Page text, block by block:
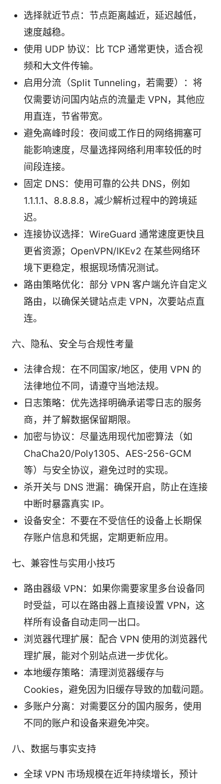
选择就近节点：节点距离越近，延迟越低，
速度越稳。
使用 UDP 协议：比 TCP 通常更快，适合视
频和大文件传输。
启用分流（Split Tunneling，若需要）：将
仅需要访问国内站点的流量走 VPN，其他应
用直连，节省带宽。
避免高峰时段：夜间或工作日的网络拥塞可
能影响速度，尽量选择网络利用率较低的时
间段连接。
固定 DNS：使用可靠的公共 DNS，例如
1.1.1.1、8.8.8.8，减少解析过程中的跨境延
迟。
连接协议选择：WireGuard 通常速度更快且
更省资源；OpenVPN/IKEv2 在某些网络环
境下更稳定，根据现场情况测试。
路由策略优化：部分 VPN 客户端允许自定义
路由，以确保关键站点走 VPN，次要站点直
连。
六、隐私、安全与合规性考量
法律合规：在不同国家/地区，使用 VPN 的
法律地位不同，请遵守当地法规。
日志策略：优先选择明确承诺零日志的服务
商，并了解数据保留期限。
加密与协议：尽量选用现代加密算法（如
ChaCha20/Poly1305、AES-256-GCM
等）与安全协议，避免过时的实现。
杀开关与 DNS 泄漏：确保开启，防止在连接
中断时暴露真实 IP。
设备安全：不要在不受信任的设备上长期保
存账户信息和凭据，定期更新应用。
七、兼容性与实用小技巧
路由器级 VPN：如果你需要家里多台设备同
时受益，可以在路由器上直接设置 VPN，这
样所有设备自动走同一出口。
浏览器代理扩展：配合 VPN 使用的浏览器代
理扩展，能对个别站点进一步优化。
本地缓存策略：清理浏览器缓存与
Cookies，避免因为旧缓存导致的加载问题。
多账户分离：对需要区分的国内服务，使用
不同的账户和设备来避免冲突。
八、数据与事实支持
全球 VPN 市场规模在近年持续增长，预计